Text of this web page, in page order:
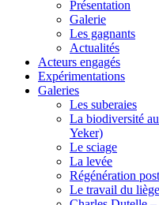
Présentation
Galerie
Les gagnants
Actualités
Acteurs engagés
Expérimentations
Galeries
Les suberaies
La biodiversité
Yeker)
Le sciage
La levée
Régénération
Le travail du liège